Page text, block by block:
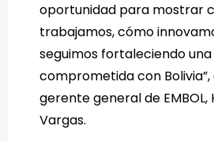
oportunidad para mostrar
trabajamos, cómo
seguimos fortaleciendo
comprometida con
gerente general de
Vargas.